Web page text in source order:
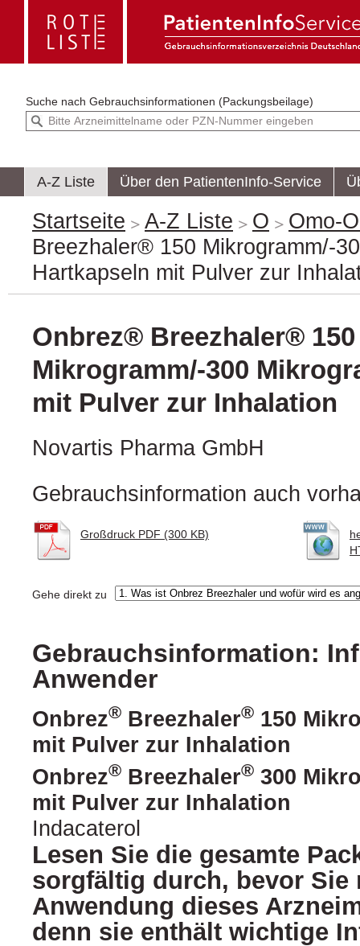
Suche nach Gebrauchsinformationen (Packungsbeilage)
A-Z Liste Über den PatientenInfo-Service
Startseite A-Z Liste O
Omo-
Breezhaler® 150 Mikrogramm/-
Hartkapseln mit Pulver zur
Onbrez® Breezhaler® 150
Mikrogramm/-300
mit Pulver zur Inhalation
Novartis Pharma GmbH
Gebrauchsinformation auch
Großdruck PDF (300 KB)
Gehe direkt zu
Gebrauchsinformation:
Anwender
Onbrez® Breezhaler® 150
mit Pulver zur Inhalation
Onbrez® Breezhaler® 300
mit Pulver zur Inhalation
Indacaterol
Lesen Sie die gesamte
sorgfältig durch, bevor Sie
Anwendung dieses
denn sie enthält wichtige